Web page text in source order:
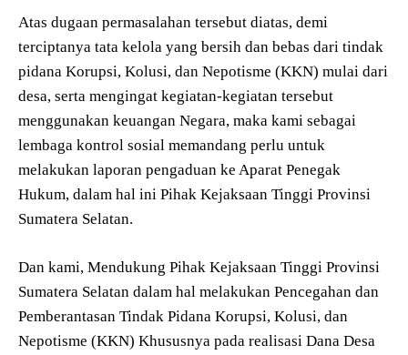
Atas dugaan permasalahan tersebut diatas, demi
terciptanya tata kelola yang bersih dan bebas dari tindak
pidana Korupsi, Kolusi, dan Nepotisme (KKN) mulai dari
desa, serta mengingat kegiatan-kegiatan tersebut
menggunakan keuangan Negara, maka kami sebagai
lembaga kontrol sosial memandang perlu untuk
melakukan laporan pengaduan ke Aparat Penegak
Hukum, dalam hal ini Pihak Kejaksaan Tinggi Provinsi
Sumatera Selatan.
Dan kami, Mendukung Pihak Kejaksaan Tinggi Provinsi
Sumatera Selatan dalam hal melakukan Pencegahan dan
Pemberantasan Tindak Pidana Korupsi, Kolusi, dan
Nepotisme (KKN) Khususnya pada realisasi Dana Desa